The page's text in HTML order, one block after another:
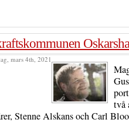
mars 4th, 2021
två
Stenne Alskans och Carl